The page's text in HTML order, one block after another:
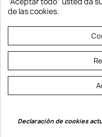
Vestuario laboral
©
La página dispone de código
de las cookies.
Declaración de cookies